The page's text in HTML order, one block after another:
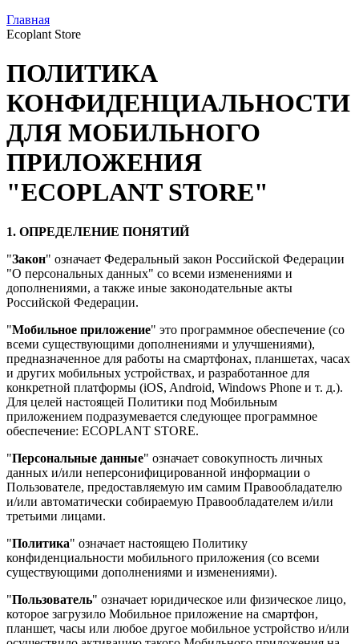
Главная
Ecoplant Store
ПОЛИТИКА
КОНФИДЕНЦИАЛЬНОСТИ
ДЛЯ МОБИЛЬНОГО
ПРИЛОЖЕНИЯ
"ECOPLANT STORE"
1. ОПРЕДЕЛЕНИЕ ПОНЯТИЙ
"Закон" означает Федеральный закон Российской Федерации
"О персональных данных" со всеми изменениями и
дополнениями, а также иные законодательные акты
Российской Федерации.
"Мобильное приложение" это программное обеспечение (со
всеми существующими дополнениями и улучшениями),
предназначенное для работы на смартфонах, планшетах, часах
и других мобильных устройствах, и разработанное для
конкретной платформы (iOS, Android, Windows Phone и т. д.).
Для целей настоящей Политики под Мобильным
приложением подразумевается следующее программное
обеспечение: ECOPLANT STORE.
"Персональные данные" означает совокупность личных
данных и/или неперсонифицированной информации о
Пользователе, предоставляемую им самим Правообладателю
и/или автоматически собираемую Правообладателем и/или
третьими лицами.
"Политика" означает настоящею Политику
конфиденциальности мобильного приложения (со всеми
существующими дополнениями и изменениями).
"Пользователь" означает юридическое или физическое лицо,
которое загрузило Мобильное приложение на смартфон,
планшет, часы или любое другое мобильное устройство и/или